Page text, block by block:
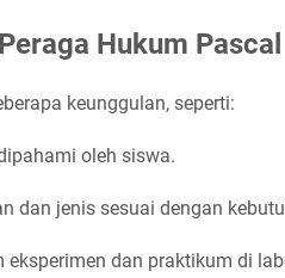
Hukum Pascal
keunggulan, seperti:
oleh siswa.
dan jenis sesuai dengan
dan praktikum di